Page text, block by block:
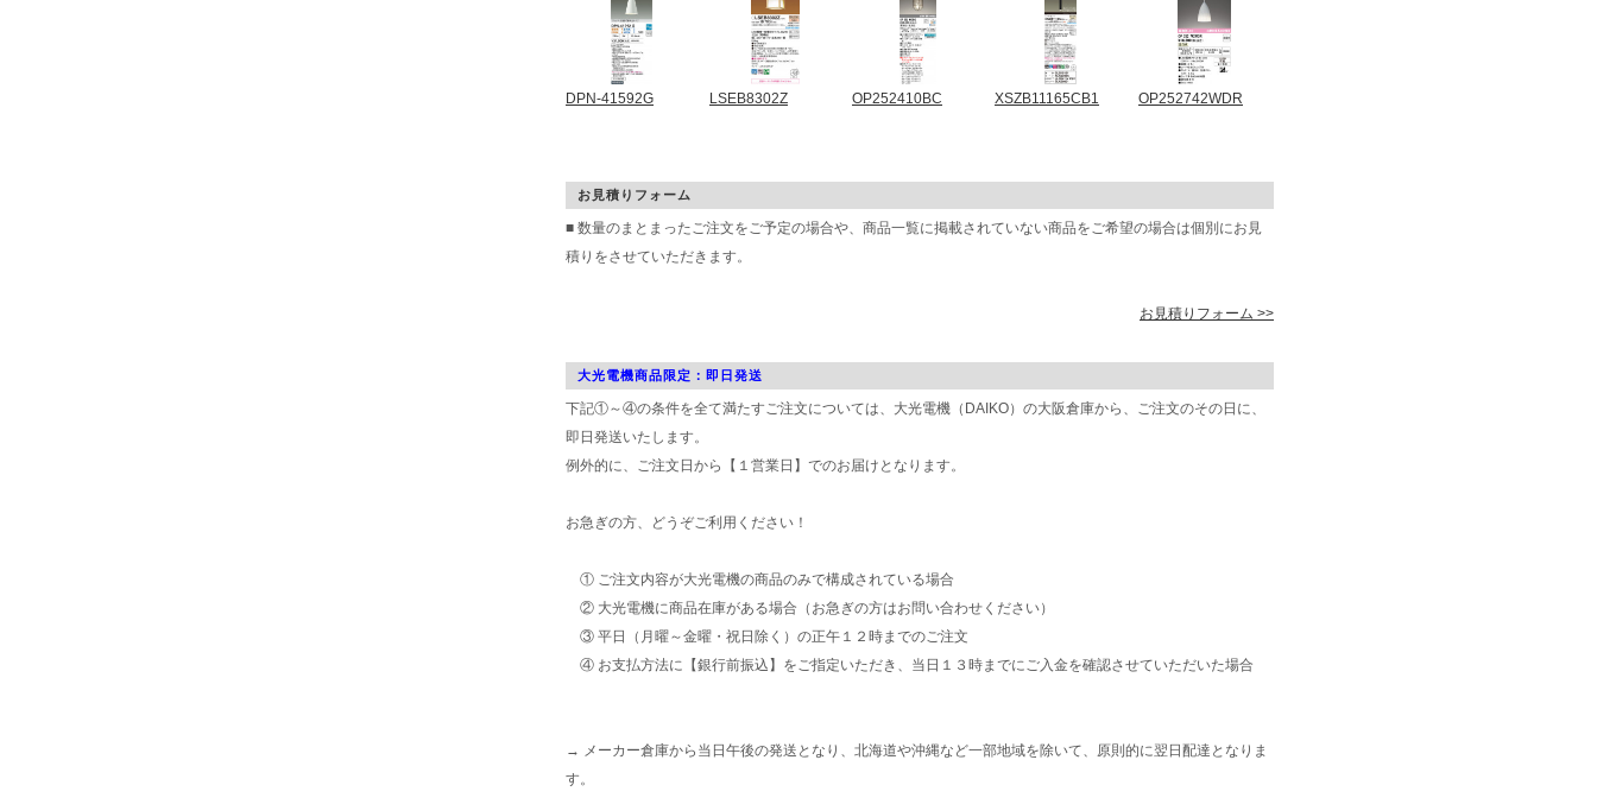
DPN-41592G LSEB8302Z OP252410BC XSZB11165CB1 OP252742WDR
お見積りフォーム
■ 数量のまとまったご注文をご予定の場合や、商品一覧に掲載されていない商品をご希望の場合は個別にお見
積りをさせていただきます。
お見積りフォーム >>
大光電機商品限定：即日発送
下記①～④の条件を全て満たすご注文については、大光電機（DAIKO）の大阪倉庫から、ご注文のその日に、
即日発送いたします。
例外的に、ご注文日から【１営業日】でのお届けとなります。
お急ぎの方、どうぞご利用ください！
① ご注文内容が大光電機の商品のみで構成されている場合
② 大光電機に商品在庫がある場合（お急ぎの方はお問い合わせください）
③ 平日（月曜～金曜・祝日除く）の正午１２時までのご注文
④ お支払方法に【銀行前振込】をご指定いただき、当日１３時までにご入金を確認させていただいた場合
→ メーカー倉庫から当日午後の発送となり、北海道や沖縄など一部地域を除いて、原則的に翌日配達となりま
す。